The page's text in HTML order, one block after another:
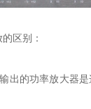
区别：
出的功率放大器